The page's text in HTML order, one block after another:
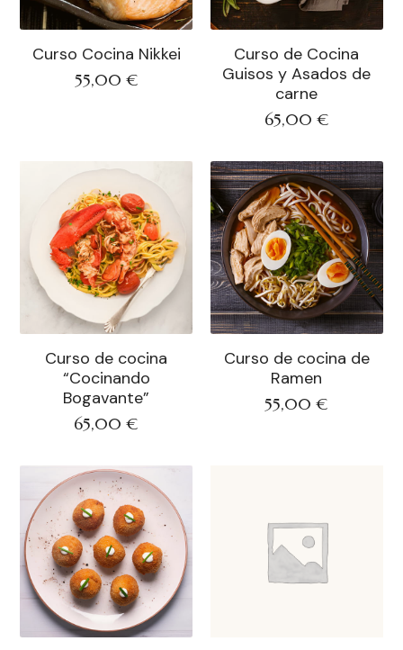
Curso Cocina Nikkei
55,00 €
Curso de Cocina
Guisos y Asados de
carne
65,00 €
Curso de cocina
“Cocinando
Bogavante”
65,00€
Curso de cocina de
Ramen
55,00€